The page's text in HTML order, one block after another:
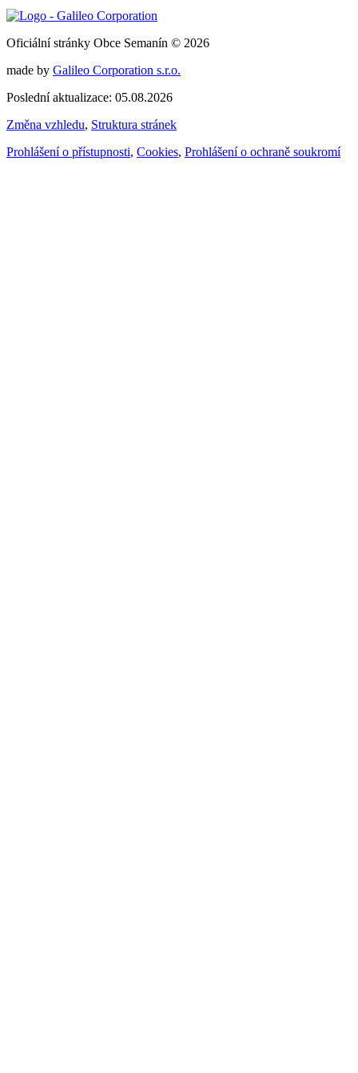
Oficiální stránky Obce Semanín © 2026
made by Galileo Corporation s.r.o.
Poslední aktualizace: 05.08.2026
Změna vzhledu, Struktura stránek
Prohlášení o přístupnosti, Cookies, Prohlášení o ochraně soukromí